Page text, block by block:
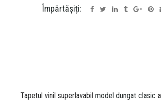
Împărtășiți:
Tapetul vinil superlavabil model dungat clasic